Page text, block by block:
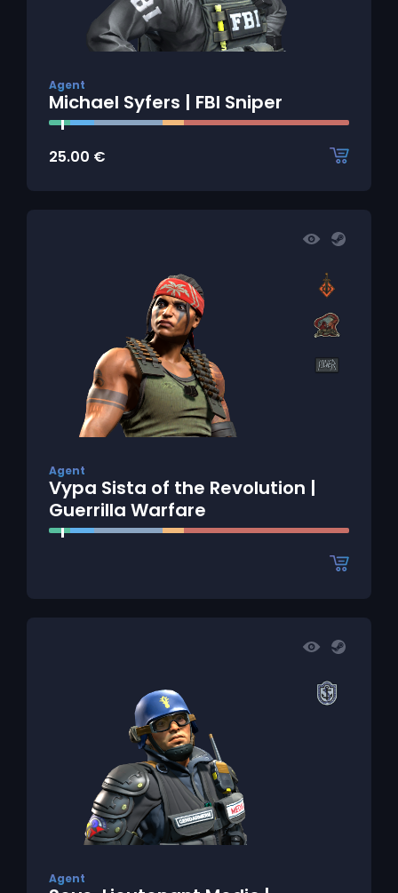
Agent
Michael Syfers | FBI Sniper
25.00 €
Agent
Vypa Sista of the Revolution |
Guerrilla Warfare
Agent